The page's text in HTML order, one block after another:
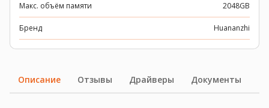
Макс. объём памяти 2048GB
Бренд Huananzhi
Описание Отзывы Драйверы Документы